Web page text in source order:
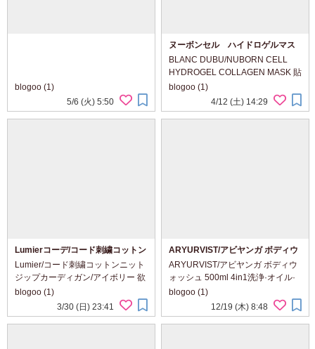
blogoo (1)
5/6 (火) 5:50
ヌーボンセル ハイドロゲルマス
クパック
BLANC DUBU/NUBORN CELL
HYDROGEL COLLAGEN MASK 貼
っている間にコラーゲンを吸収し
て白⇒透明になるおもしろいパッ
ク 6時間貼りっぱなしで、寝てし
blogoo (1)
4/12 (土) 14:29
Lumierコーデ/コード刺繍コットン
ニットジップカーディガン/アイボ
リー
Lumier/コード刺繍コットンニット
ジップカーディガン/アイボリー 欲
しかったショート丈のカーディガ
ン❧ 何にでも合わせられるシンプ
ルなデザインの中にさりげなくあ
blogoo (1)
3/30 (日) 23:41
ARYURVIST/アビヤンガ ボディウ
ォッシュ 500ml 4in1
ARYURVIST/アビヤンガ ボディウ
ォッシュ 500ml 4in1洗浄·オイル·
マッサージ·パック·保湿がこれ1本
で終わる泡立てない新感覚のボデ
ィウォッシュ🧴 アーユルヴェーダ
blogoo (1)
12/19 (木) 8:48